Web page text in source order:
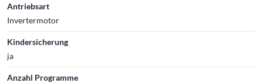
Antriebsart
Invertermotor
Kindersicherung
ja
Anzahl Programme